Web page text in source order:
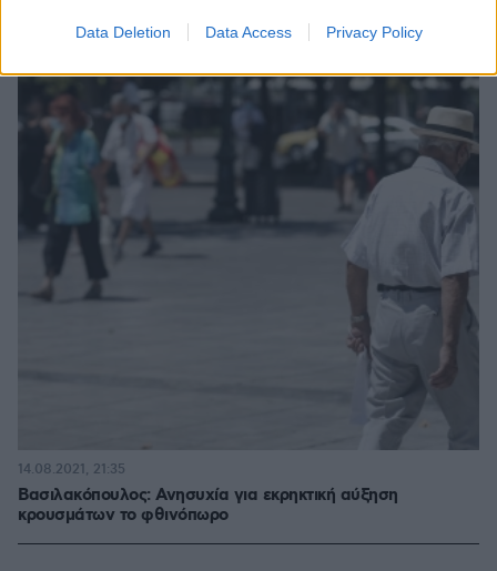
Data Deletion Data Access Privacy Policy
Βασιλακόπουλος: Ανησυχία για εκρηκτική αύξηση
κρουσμάτων το φθινόπωρο
14.08.2021, 21:35